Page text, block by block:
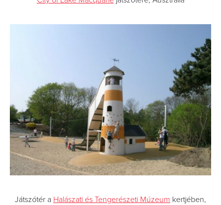
Játszótér a Halászati és Tengerészeti Múzeum kertjében,